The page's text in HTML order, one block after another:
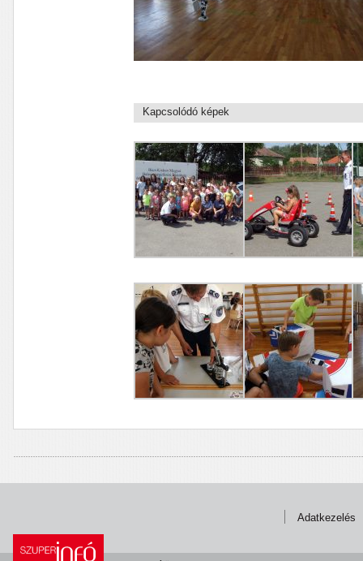
Kapcsolódó képek
Adatkezelés